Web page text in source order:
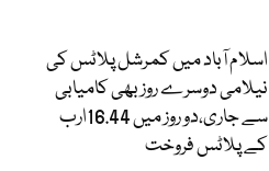
اسلام آباد میں کمرشل پلاٹس کی
نیلامی دوسرے روز بھی کامیابی
سے جاری،دو روز میں 16.44ارب
کے پلاٹس فروخت